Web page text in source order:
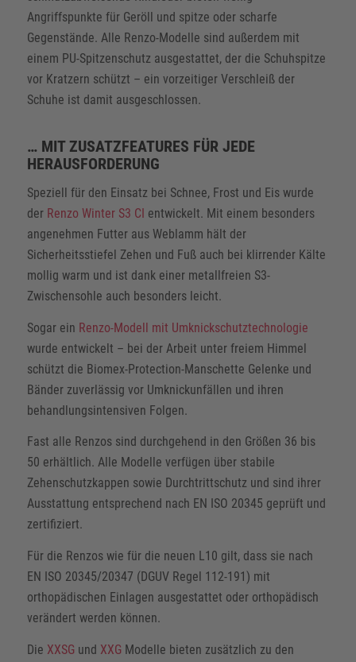
Angriffspunkte für Geröll und spitze oder scharfe
Gegenstände. Alle Renzo-Modelle sind außerdem mit
einem PU-Spitzenschutz ausgestattet, der die Schuhspitze
vor Kratzern schützt – ein vorzeitiger Verschleiß der
Schuhe ist damit ausgeschlossen.
… MIT ZUSATZFEATURES FÜR JEDE
HERAUSFORDERUNG
Speziell für den Einsatz bei Schnee, Frost und Eis wurde
der Renzo Winter S3 CI entwickelt. Mit einem besonders
angenehmen Futter aus Weblamm hält der
Sicherheitsstiefel Zehen und Fuß auch bei klirrender Kälte
mollig warm und ist dank einer metallfreien S3-
Zwischensohle auch besonders leicht.
Sogar ein Renzo-Modell mit Umknickschutztechnologie
wurde entwickelt – bei der Arbeit unter freiem Himmel
schützt die Biomex-Protection-Manschette Gelenke und
Bänder zuverlässig vor Umknickunfällen und ihren
behandlungsintensiven Folgen.
Fast alle Renzos sind durchgehend in den Größen 36 bis
50 erhältlich. Alle Modelle verfügen über stabile
Zehenschutzkappen sowie Durchtrittschutz und sind ihrer
Ausstattung entsprechend nach EN ISO 20345 geprüft und
zertifiziert.
Für die Renzos wie für die neuen L10 gilt, dass sie nach
EN ISO 20345/20347 (DGUV Regel 112-191) mit
orthopädischen Einlagen ausgestattet oder orthopädisch
verändert werden können.
Die XXSGund XXGModelle bieten zusätzlich zu den